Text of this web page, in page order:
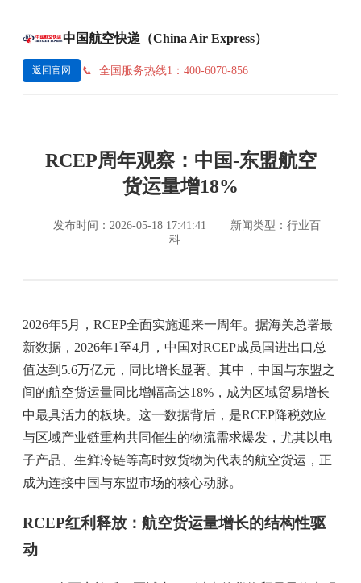
中国航空快递（China Air Express）
返回官网 全国服务热线1：400-6070-856
RCEP周年观察：中国-东盟航空
货运量增18%
发布时间：2026-05-18 17:41:41
新闻类型：行业百
科
2026年5月，RCEP全面实施迎来一周年。据海关总署最
新数据，2026年1至4月，中国对RCEP成员国进出口总
值达到5.6万亿元，同比增长显著。其中，中国与东盟之
间的航空货运量同比增幅高达18%，成为区域贸易增长
中最具活力的板块。这一数据背后，是RCEP降税效应
与区域产业链重构共同催生的物流需求爆发，尤其以电
子产品、生鲜冷链等高时效货物为代表的航空货运，正
成为连接中国与东盟市场的核心动脉。
RCEP红利释放：航空货运量增长的结构性驱
动